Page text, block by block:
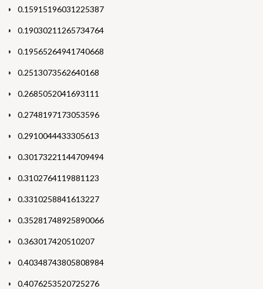
0.15915196031225387
0.19030211265734764
0.19565264941740668
0.2513073562640168
0.2685052041693111
0.2748197173053596
0.2910044433305613
0.30173221144709494
0.3102764119881123
0.3310258841613227
0.35281748925890066
0.363017420510207
0.40348743805808984
0.4076253520725276